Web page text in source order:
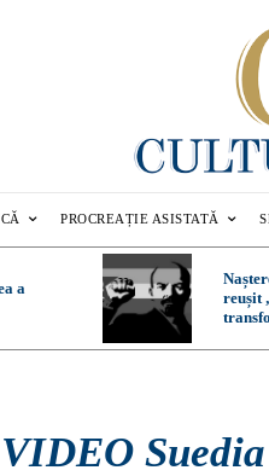
PROCREAȚIE ASISTATĂ
a
reușit
VIDEO